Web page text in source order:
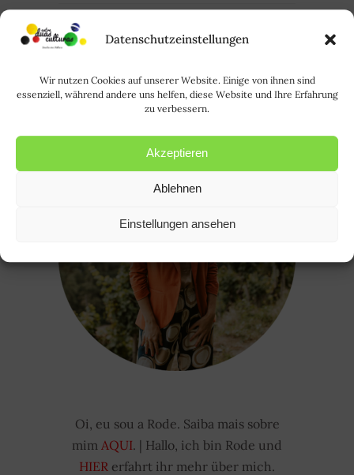
Datenschutzeinstellungen
Wir nutzen Cookies auf unserer Website. Einige von ihnen sind
essenziell, während andere uns helfen, diese Website und Ihre Erfahrung
zu verbessern.
Akzeptieren
Ablehnen
Einstellungen ansehen
April 15, 2015
Oi, eu sou a Rode. Saiba mais sobre
mim AQUI. | Hallo, ich bin Rode und
HIER erfahrt ihr mehr über mich.